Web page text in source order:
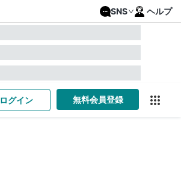
SNS ヘルプ
ログイン 無料会員登録